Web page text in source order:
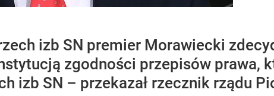
izb SN premier Morawiecki
zgodności przepisów prawa,
izb SN – przekazał rzecznik rządu